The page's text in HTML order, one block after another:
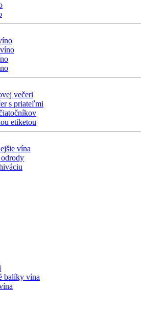
večeri
s priateľmi
etiketou
vína
balíky vína